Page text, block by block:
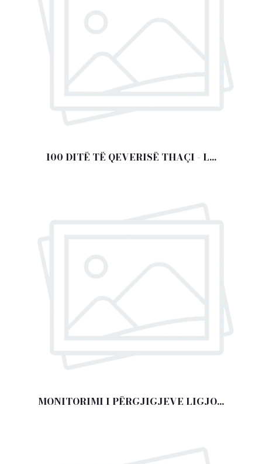
100 DITË TË QEVERISË THAÇI - L...
MONITORIMI I PËRGJIGJEVE LIGJO...